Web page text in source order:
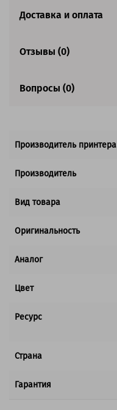
заполнении страницы
Доставка и оплата
Отзывы (0)
Вопросы (0)
Производитель принтера
Производитель
Вид товара
Оригинальность
Аналог
Цвет
Ресурс
Страна
Гарантия